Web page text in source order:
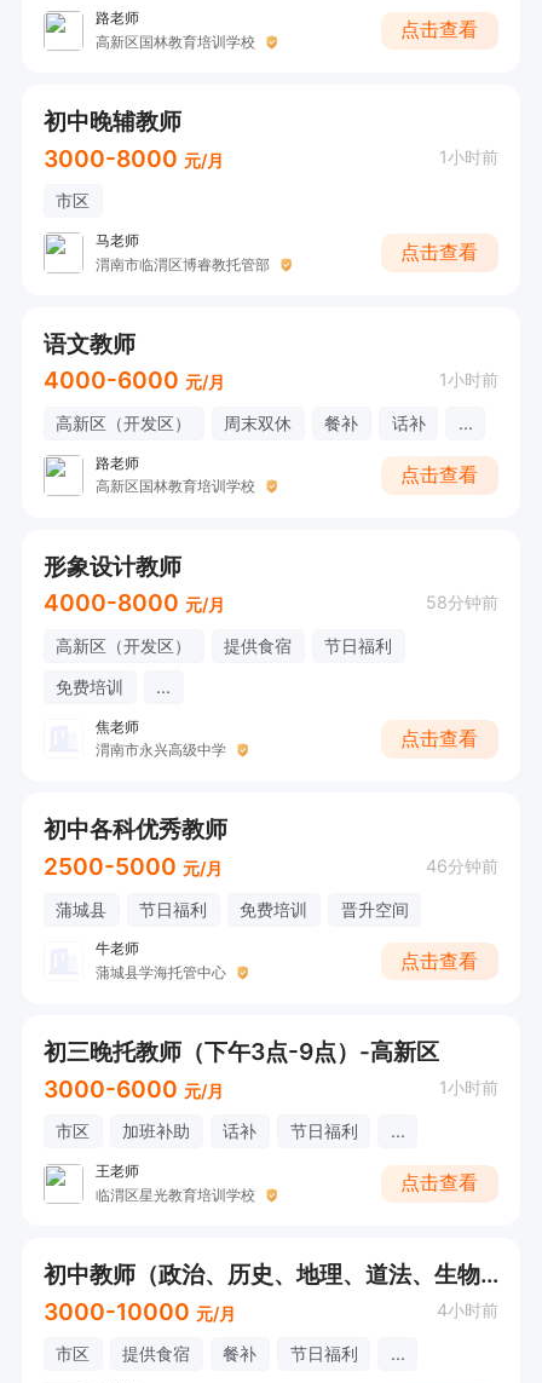
路老师
高新区国林教育培训学校
点击查看
初中晚辅教师
3000-8000 元/月 1小时前
市区
马老师
渭南市临渭区博睿教托管部
点击查看
语文教师
4000-6000 元/月 1小时前
高新区（开发区） 周末双休 餐补 话补 ...
路老师
高新区国林教育培训学校
点击查看
形象设计教师
4000-8000 元/月 58分钟前
高新区（开发区） 提供食宿
节日福利
免费培训
...
焦老师
渭南市永兴高级中学
点击查看
初中各科优秀教师
2500-5000 元/月 46分钟前
蒲城县 节日福利 免费培训 晋升空间
牛老师
蒲城县学海托管中心
点击查看
初三晚托教师（下午3点-9点）-高新区
3000-6000 元/月 1小时前
市区 加班补助 话补 节日福利 ...
王老师
临渭区星光教育培训学校
点击查看
初中教师（政治、历史、地理、道法、生物）
3000-10000 元/月 4小时前
市区 提供食宿 餐补 节日福利 ...